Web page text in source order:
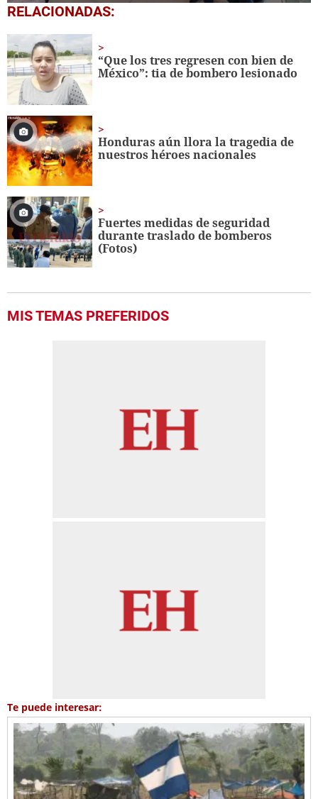
0
seconds
minute,
56
seconds
RELACIONADAS:
“Que los tres regresen con bien de
México”: tia de bombero lesionado
Honduras aún llora la tragedia de
nuestros héroes nacionales
Fuertes medidas de seguridad
durante traslado de bomberos
(Fotos)
MIS TEMAS PREFERIDOS
Te puede interesar: